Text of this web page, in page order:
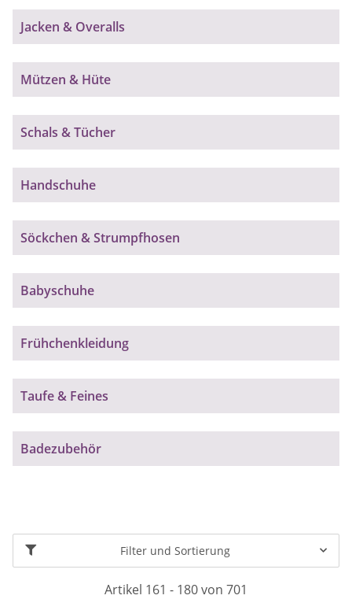
Jacken & Overalls
Mützen & Hüte
Schals & Tücher
Handschuhe
Söckchen & Strumpfhosen
Babyschuhe
Frühchenkleidung
Taufe & Feines
Badezubehör
Filter und Sortierung
Artikel 161 - 180 von 701